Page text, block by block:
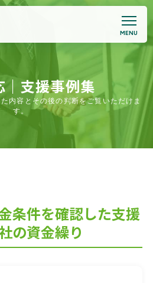
MENU
｜支援事例集
内容とその後の判断をご覧いただけま
す。
条件を確認した支援
の資金繰り
集
確認